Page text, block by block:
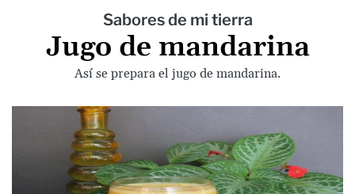
Sabores de mi tierra
Jugo de mandarina
Así se prepara el jugo de mandarina.